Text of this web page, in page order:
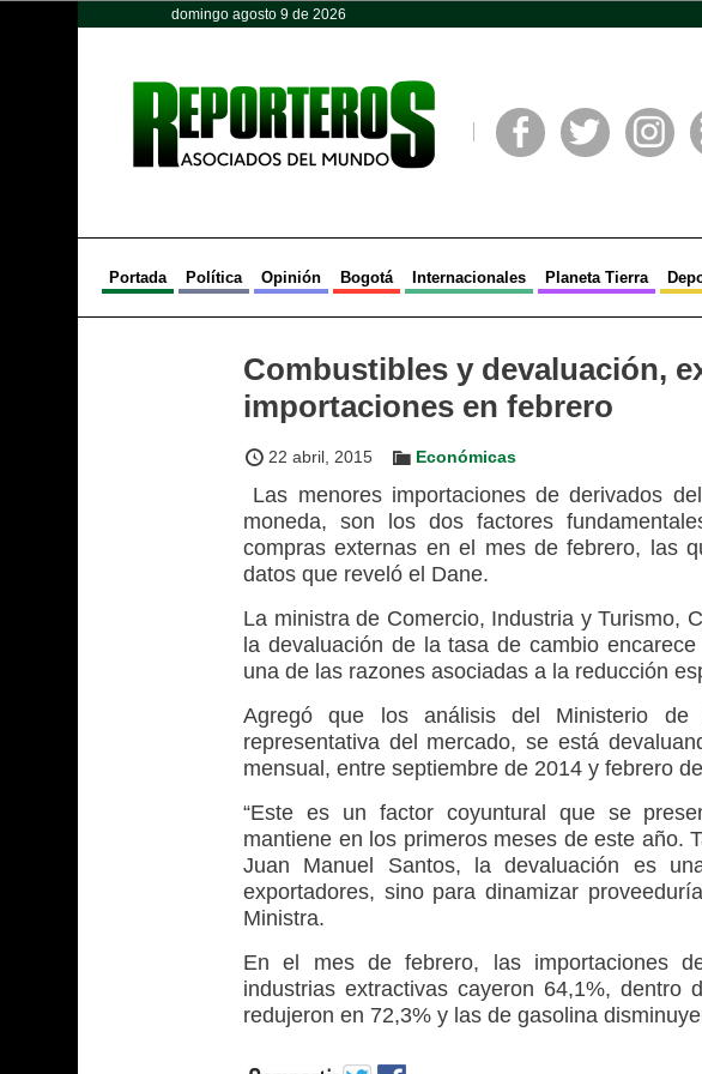
domingo agosto 9 de 2026
Portada Política Opinión Bogotá Internacionales Planeta Tierra
Combustibles y devaluación,
importaciones en febrero
22 abril, 2015 Económicas
Las menores importaciones de derivados
moneda, son los dos factores
compras externas en el mes de febrero, las
datos que reveló el Dane.
La ministra de Comercio, Industria y Turismo,
la devaluación de la tasa de cambio
una de las razones asociadas a la reducción
Agregó que los análisis del Ministerio
representativa del mercado, se está
mensual, entre septiembre de 2014 y febrero
“Este es un factor coyuntural que se
mantiene en los primeros meses de este año.
Juan Manuel Santos, la devaluación es
exportadores, sino para dinamizar
Ministra.
En el mes de febrero, las importaciones
industrias extractivas cayeron 64,1%, dentro
redujeron en 72,3% y las de gasolina
Opinión Política